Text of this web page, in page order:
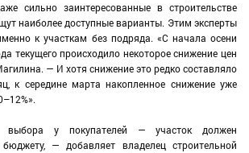
сильно заинтересованные в строительстве
наиболее доступные варианты. Этим эксперты
к участкам без подряда. «С начала осени
текущего происходило некоторое снижение цен
— И хотя снижение это редко составляло
к середине марта накопленное снижение уже
выбора у покупателей — участок должен
бюджету, — добавляет владелец строительной